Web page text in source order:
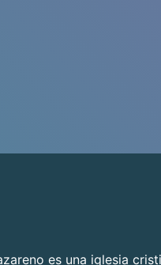
es una iglesia